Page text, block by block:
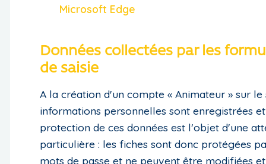
Microsoft Edge
Données collectées par les
de saisie
A la création d'un compte « Animateur » sur le
informations personnelles sont enregistrées
protection de ces données est l'objet d'une
particulière : les fiches sont donc protégées
mots de passe et ne peuvent être modifiées et